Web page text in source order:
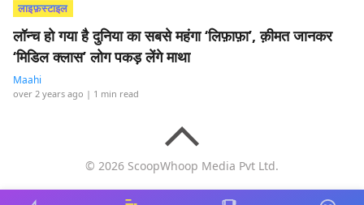
लाइफ़स्टाइल
लॉन्च हो गया है दुनिया का सबसे महंगा ‘लिफ़ाफ़ा’, क़ीमत जानकर
‘मिडिल क्लास’ लोग पकड़ लेंगे माथा
Maahi
over 2 years ago | 1 min read
© 2026 ScoopWhoop Media Pvt Ltd.